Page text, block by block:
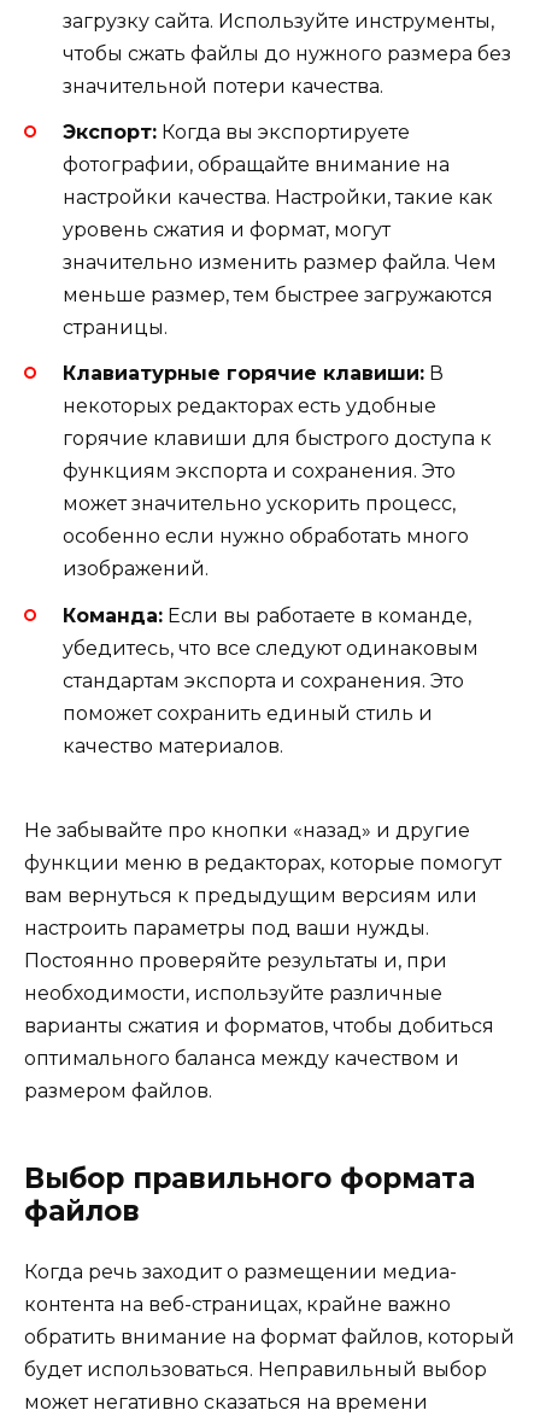
загрузку сайта. Используйте инструменты,
чтобы сжать файлы до нужного размера без
значительной потери качества.
Экспорт: Когда вы экспортируете
фотографии, обращайте внимание на
настройки качества. Настройки, такие как
уровень сжатия и формат, могут
значительно изменить размер файла. Чем
меньше размер, тем быстрее загружаются
страницы.
Клавиатурные горячие клавиши: В
некоторых редакторах есть удобные
горячие клавиши для быстрого доступа к
функциям экспорта и сохранения. Это
может значительно ускорить процесс,
особенно если нужно обработать много
изображений.
Команда: Если вы работаете в команде,
убедитесь, что все следуют одинаковым
стандартам экспорта и сохранения. Это
поможет сохранить единый стиль и
качество материалов.
Не забывайте про кнопки «назад» и другие
функции меню в редакторах, которые помогут
вам вернуться к предыдущим версиям или
настроить параметры под ваши нужды.
Постоянно проверяйте результаты и, при
необходимости, используйте различные
варианты сжатия и форматов, чтобы добиться
оптимального баланса между качеством и
размером файлов.
Выбор правильного формата
файлов
Когда речь заходит о размещении медиа-
контента на веб-страницах, крайне важно
обратить внимание на формат файлов, который
будет использоваться. Неправильный выбор
может негативно сказаться на времени